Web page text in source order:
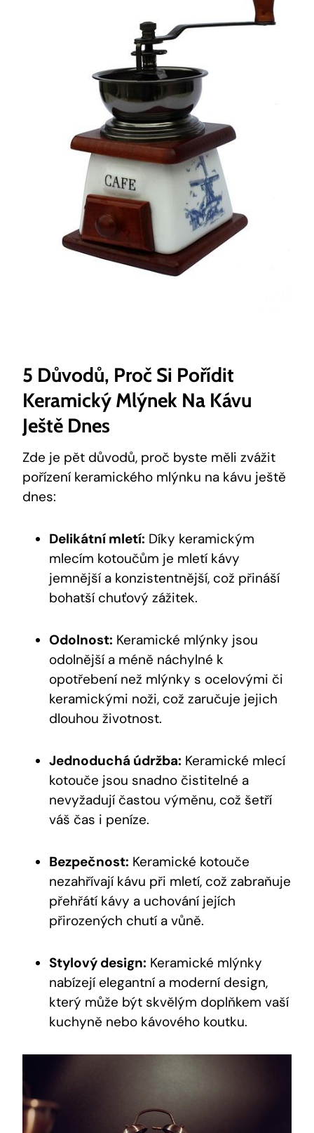
5 Důvodů, Proč Si Pořídit
Keramický Mlýnek Na Kávu
Ještě Dnes
Zde je pět důvodů, proč byste měli zvážit
pořízení keramického mlýnku na kávu ještě
dnes:
Delikátní mletí: Díky keramickým
mlecím kotoučům je mletí kávy
jemnější a konzistentnější, což přináší
bohatší chuťový zážitek.
Odolnost: Keramické mlýnky jsou
odolnější a méně náchylné k
opotřebení než mlýnky s ocelovými či
keramickými noži, což zaručuje jejich
dlouhou životnost.
Jednoduchá údržba: Keramické mlecí
kotouče jsou snadno čistitelné a
nevyžadují častou výměnu, což šetří
váš čas i peníze.
Bezpečnost: Keramické kotouče
nezahřívají kávu při mletí, což zabraňuje
přehřátí kávy a uchování jejích
přirozených chutí a vůně.
Stylový design: Keramické mlýnky
nabízejí elegantní a moderní design,
který může být skvělým doplňkem vaší
kuchyně nebo kávového koutku.